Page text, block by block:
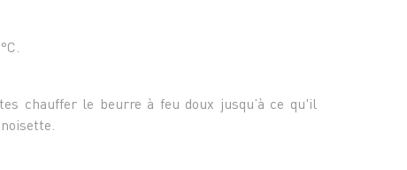
chauffer le beurre à feu doux jusqu’à ce qu'il